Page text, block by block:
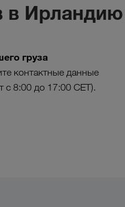
в Ирландию
груза
контактные данные
с 8:00 до 17:00 CET).